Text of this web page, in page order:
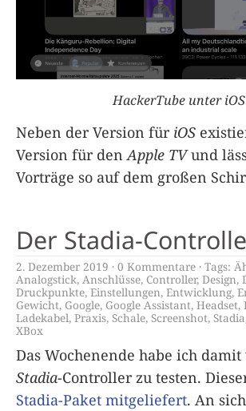
HackerTube unter iOS
Neben der Version für iOS
Version für den Apple TVund
Vorträge so auf dem großen
Der Stadia-
2. Dezember 2019 0 Kommentare Tags:
Analogstick, Anschlüsse, Controller, Design,
Druckpunkte, Einstellungen, Entwicklung,
Gewicht, Google, Google Assistant, Headset,
Ladekabel, Praxis, Schale, Screenshot, Stadia
XBox
Das Wochenende habe ich
Stadia-Controller zu testen.
Stadia-Paket mitgeliefert. An